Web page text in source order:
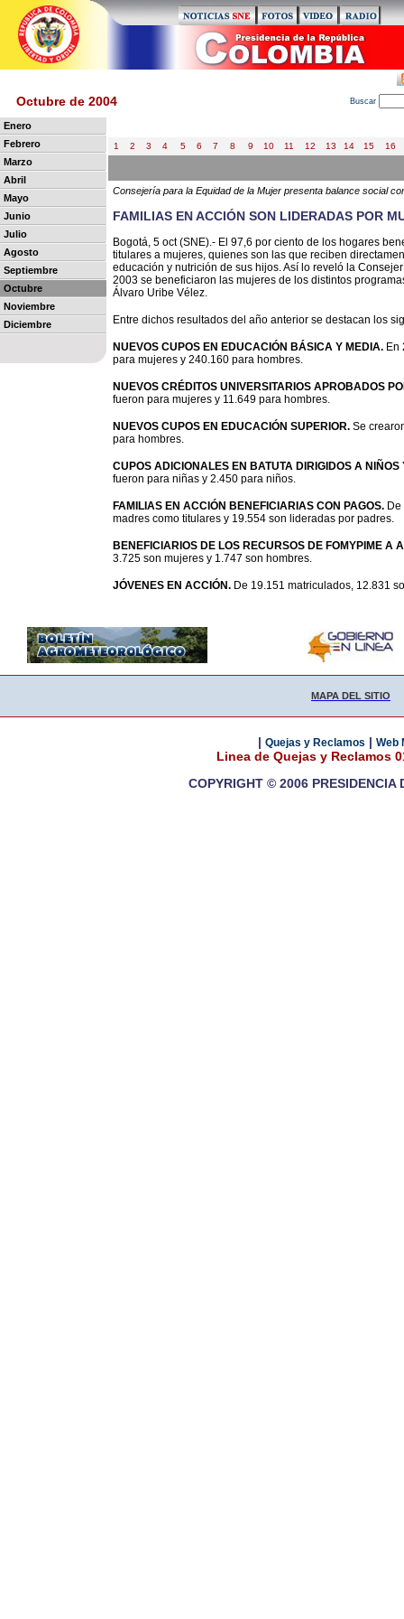
Octubre de 2004 Buscar
Enero
Febrero
Marzo
Abril
Mayo
Junio
Julio
Agosto
Septiembre
Octubre
Noviembre
Diciembre
1 2 3 4 5 6 7 8 9 10 11 12 13 14 15 16
Consejería para la Equidad de la Mujer presenta balance social
FAMILIAS EN ACCIÓN SON LIDERADAS POR
Bogotá, 5 oct (SNE).- El 97,6 por ciento de los hogares
titulares a mujeres, quienes son las que reciben
educación y nutrición de sus hijos. Así lo reveló la
2003 se beneficiaron las mujeres de los distintos
Álvaro Uribe Vélez.
Entre dichos resultados del año anterior se destacan los
NUEVOS CUPOS EN EDUCACIÓN BÁSICA Y MEDIA. En
para mujeres y 240.160 para hombres.
NUEVOS CRÉDITOS UNIVERSITARIOS APROBADOS
fueron para mujeres y 11.649 para hombres.
NUEVOS CUPOS EN EDUCACIÓN SUPERIOR. Se
para hombres.
CUPOS ADICIONALES EN BATUTA DIRIGIDOS A
fueron para niñas y 2.450 para niños.
FAMILIAS EN ACCIÓN BENEFICIARIAS CON PAGOS.
madres como titulares y 19.554 son lideradas por padres.
BENEFICIARIOS DE LOS RECURSOS DE FOMYPIME A
3.725 son mujeres y 1.747 son hombres.
JÓVENES EN ACCIÓN. De 19.151 matriculados, 12.831
MAPA DEL SITIO
| Quejas y Reclamos | Web
Linea de Quejas y Reclamos
COPYRIGHT © 2006 PRESIDENCIA